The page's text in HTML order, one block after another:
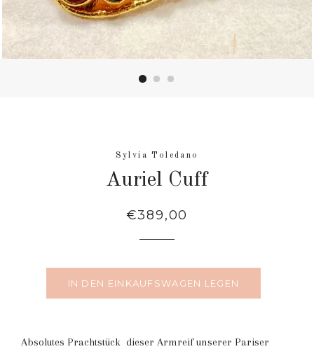
Sylvia Toledano
Auriel Cuff
Normaler
€389,00
IN DEN EINKAUFSWAGEN LEGEN
Absolutes Prachtstück dieser Armreif unserer Pariser